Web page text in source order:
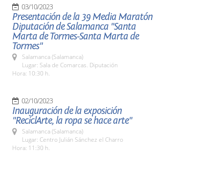
03/10/2023
Presentación de la 39 Media Maratón
Diputación de Salamanca "Santa
Marta de Tormes-Santa Marta de
Tormes"
Salamanca (Salamanca)
Lugar: Sala de Comarcas. Diputación
Hora: 10:30 h.
02/10/2023
Inauguración de la exposición
"ReciclArte, la ropa se hace arte"
Salamanca (Salamanca)
Lugar: Centro Julián Sánchez el Charro
Hora: 11:30 h.